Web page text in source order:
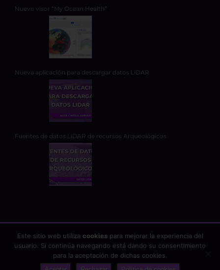
Nuevo visor “My Ocean Health”
Nueva aplicación para descargar datos LiDAR
Fuentes de datos LiDAR de recursos Arqueológicos
Copyright 2026 - TYC GIS Soluciones Integrales SL | Todos los
Este sitio web utiliza cookiespara mejorar la experiencia del
usuario. Si continúa navegando está dando su consentimiento
para la aceptación de dichas cookies.